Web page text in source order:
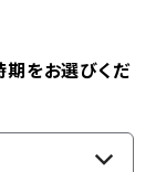
をお選びくだ